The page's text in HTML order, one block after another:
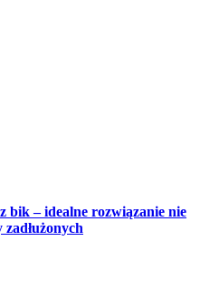
bik – idealne rozwiązanie nie